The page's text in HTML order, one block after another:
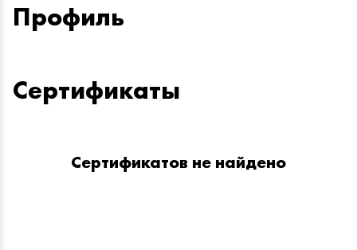
Профиль
Сертификаты
Сертификатов не найдено